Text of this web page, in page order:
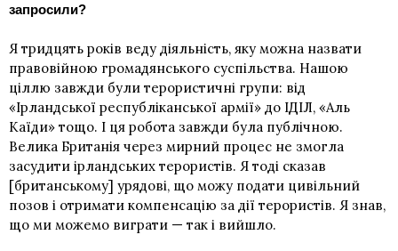
запросили?
Я тридцять років веду діяльність, яку можна назвати
правовійною громадянського суспільства. Нашою
ціллю завжди були терористичні групи: від
«Ірландської республіканської армії» до ІДІЛ, «Аль
Каїди» тощо. І ця робота завжди була публічною.
Велика Британія через мирний процес не змогла
засудити ірландських терористів. Я тоді сказав
[британському] урядові, що можу подати цивільний
позов і отримати компенсацію за дії терористів. Я знав,
що ми можемо виграти — так і вийшло.